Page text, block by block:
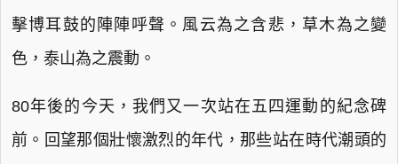
擊博耳鼓的陣陣呼聲。風云為之含悲，草木為之變
色，泰山為之震動。
80年後的今天，我們又一次站在五四運動的紀念碑
前。回望那個壯懷激烈的年代，那些站在時代潮頭的